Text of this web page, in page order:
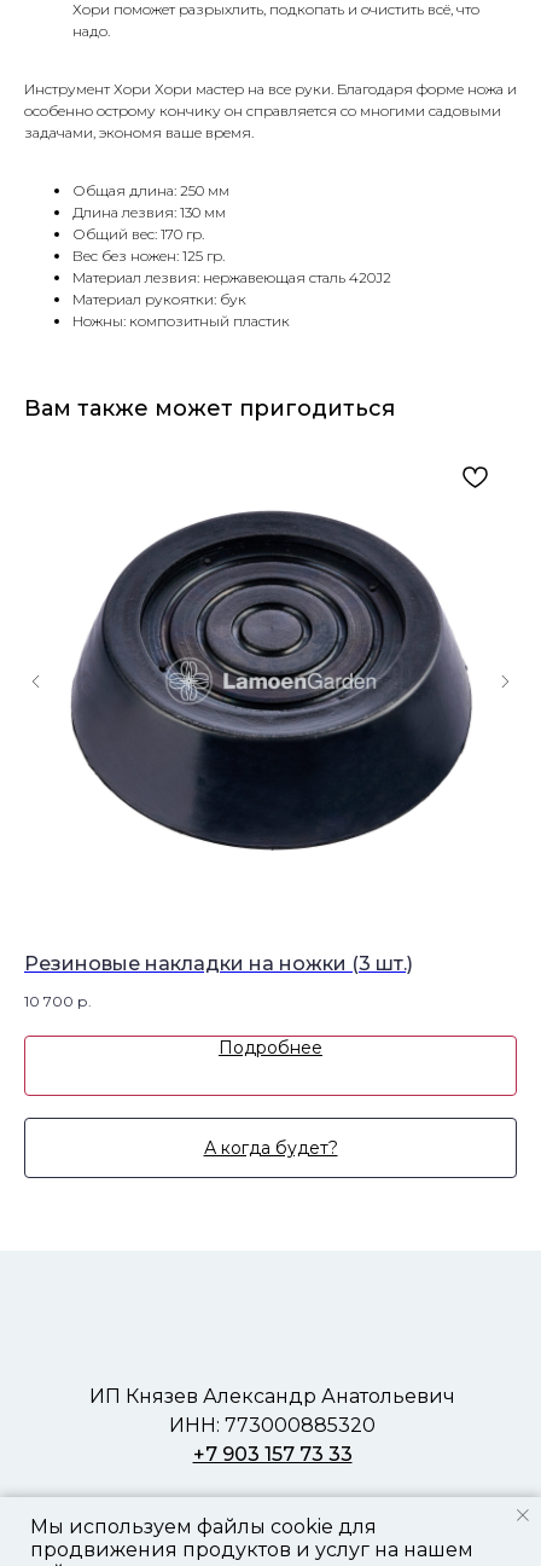
Мы используем файлы cookie для
продвижения продуктов и услуг на нашем
Хори поможет разрыхлить, подкопать и очистить всё, что
надо.
Инструмент Хори Хори мастер на все руки. Благодаря форме ножа и
особенно острому кончику он справляется со многими садовыми
задачами, экономя ваше время.
Общая длина: 250 мм
Длина лезвия: 130 мм
Общий вес: 170 гр.
Вес без ножен: 125 гр.
Материал лезвия: нержавеющая сталь 420J2
Материал рукоятки: бук
Ножны: композитный пластик
Вам также может пригодиться
Резиновые накладки на ножки (3 шт.)
10 700 р.
Подробнее
А когда будет?
ИП Князев Александр Анатольевич
ИНН: 773000885320
+7 903 157 73 33
пользовательское соглашение
политика конфиденциальности